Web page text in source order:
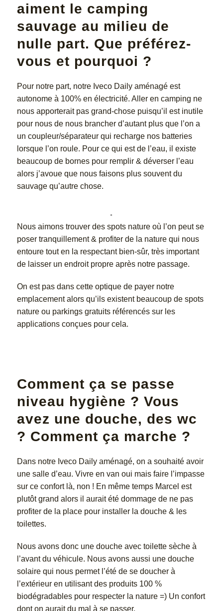
aiment le camping
sauvage au milieu de
nulle part. Que préférez-
vous et pourquoi ?
Pour notre part, notre Iveco Daily aménagé est
autonome à 100% en électricité. Aller en camping ne
nous apporterait pas grand-chose puisqu’il est inutile
pour nous de nous brancher d’autant plus que l’on a
un coupleur/séparateur qui recharge nos batteries
lorsque l’on roule. Pour ce qui est de l’eau, il existe
beaucoup de bornes pour remplir & déverser l’eau
alors j’avoue que nous faisons plus souvent du
sauvage qu’autre chose.
Nous aimons trouver des spots nature où l’on peut se
poser tranquillement & profiter de la nature qui nous
entoure tout en la respectant bien-sûr, très important
de laisser un endroit propre après notre passage.
On est pas dans cette optique de payer notre
emplacement alors qu’ils existent beaucoup de spots
nature ou parkings gratuits référencés sur les
applications conçues pour cela.
Comment ça se passe
niveau hygiène ? Vous
avez une douche, des wc
? Comment ça marche ?
Dans notre Iveco Daily aménagé, on a souhaité avoir
une salle d’eau. Vivre en van oui mais faire l’impasse
sur ce confort là, non ! En même temps Marcel est
plutôt grand alors il aurait été dommage de ne pas
profiter de la place pour installer la douche & les
toilettes.
Nous avons donc une douche avec toilette sèche à
l’avant du véhicule. Nous avons aussi une douche
solaire qui nous permet l’été de se doucher à
l’extérieur en utilisant des produits 100 %
biodégradables pour respecter la nature =) Un confort
dont on aurait du mal à se passer.